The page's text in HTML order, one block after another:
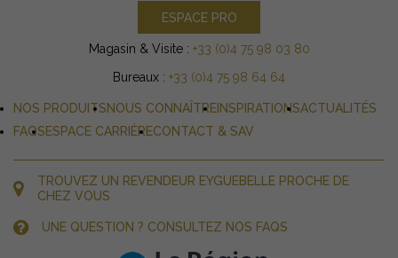
ESPACE PRO
Magasin & Visite : +33 (0)4 75 98 03 80
Bureaux : +33 (0)4 75 98 64 64
NOS PRODUITSNOUS CONNAÎTRE INSPIRATIONSACTUALITÉS
FAQSESPACE CARRIÈRECONTACT & SAV
TROUVEZ UN REVENDEUR EYGUEBELLE PROCHE DE
CHEZ VOUS
UNE QUESTION ? CONSULTEZ NOS FAQS